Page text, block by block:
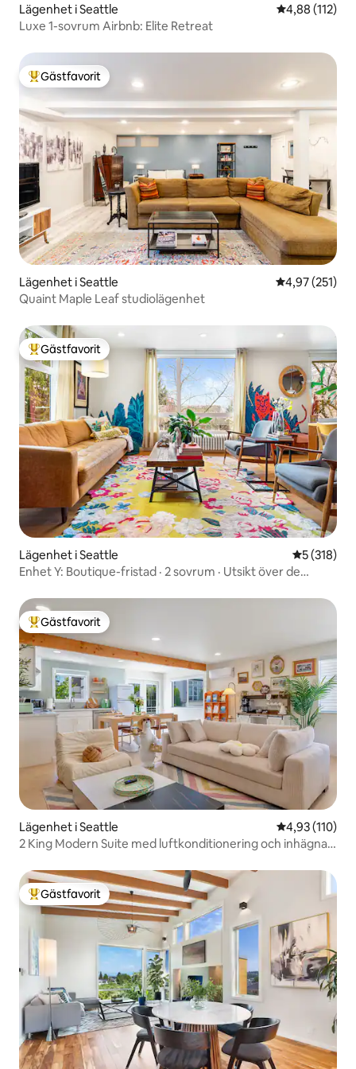
Lägenhet i Seattle 4,88 av 5 i
4,88 (112)
Luxe 1-sovrum Airbnb: Elite Retreat
Populär gästfavorit
Gästfavorit
Lägenhet i Seattle 4,97 av 5 i
4,97 (251)
Quaint Maple Leaf studiolägenhet
Populär gästfavorit
Gästfavorit
Lägenhet i Seattle 5 av 5 i
5 (318)
Enhet Y: Boutique-fristad · 2 sovrum · Utsikt över de
Populär gästfavorit
Gästfavorit
Lägenhet i Seattle 4,93 av 5 i
4,93 (110)
2 King Modern Suite med luftkonditionering och inhägnad
Populär gästfavorit
Gästfavorit